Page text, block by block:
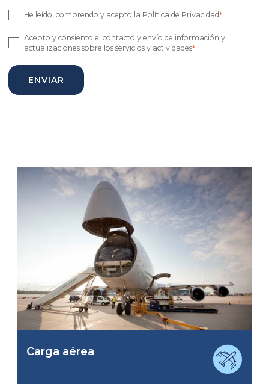
He leído, comprendo y acepto la Política de Privacidad*
Acepto y consiento el contacto y envío de información y
actualizaciones sobre los servicios y actividades*
Carga aérea